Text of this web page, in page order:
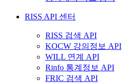
RISS API 센터
RISS 검색 API
KOCW 강의정보 API
WILL 연계 API
Rinfo 통계정보 API
FRIC 검색 API